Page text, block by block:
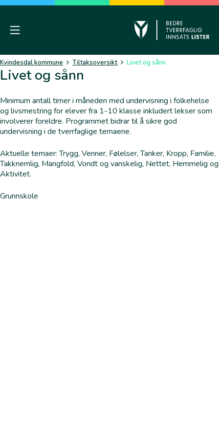
Skip
contentMobile Menu
Kvindesdal kommune Tiltaksoversikt Livet og sånn
Livet og sånn
Minimum antall timer i måneden med undervisning i folkehelse
og livsmestring for elever fra 1-10 klasse inkludert lekser som
involverer foreldre. Programmet bidrar til å sikre god
undervisning i de tverrfaglige temaene.
Aktuelle temaer: Trygg, Venner, Følelser, Tanker, Kropp, Familie,
Takknemlig, Mangfold, Vondt og vanskelig, Nettet, Hemmelig og
Aktivitet.
Grunnskole